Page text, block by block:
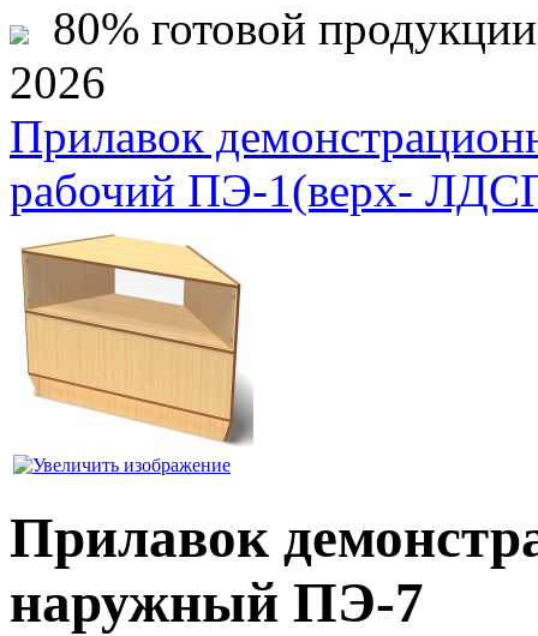
80% готовой
2026
Прилавок
рабочий ПЭ-1(верх-
Прилавок
наружный ПЭ-7